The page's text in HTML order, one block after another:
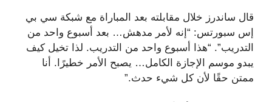
قال ساندرز خلال مقابلته بعد المباراة مع شبكة سي بي
إس سبورتس: “إنه لأمر مدهش… بعد أسبوع واحد من
التدريب”. “هذا أسبوع واحد من التدريب. لذا تخيل كيف
يبدو موسم الإجازة الكامل… يصبح الأمر خطيرًا. أنا
ممتن حقًا لأن كل شيء حدث.”